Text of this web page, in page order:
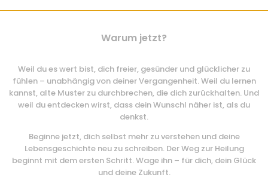
Warum jetzt?
Weil du es wert bist, dich freier, gesünder und glücklicher zu
fühlen – unabhängig von deiner Vergangenheit. Weil du lernen
kannst, alte Muster zu durchbrechen, die dich zurückhalten. Und
weil du entdecken wirst, dass dein Wunschl näher ist, als du
denkst.
Beginne jetzt, dich selbst mehr zu verstehen und deine
Lebensgeschichte neu zu schreiben. Der Weg zur Heilung
beginnt mit dem ersten Schritt. Wage ihn – für dich, dein Glück
und deine Zukunft.